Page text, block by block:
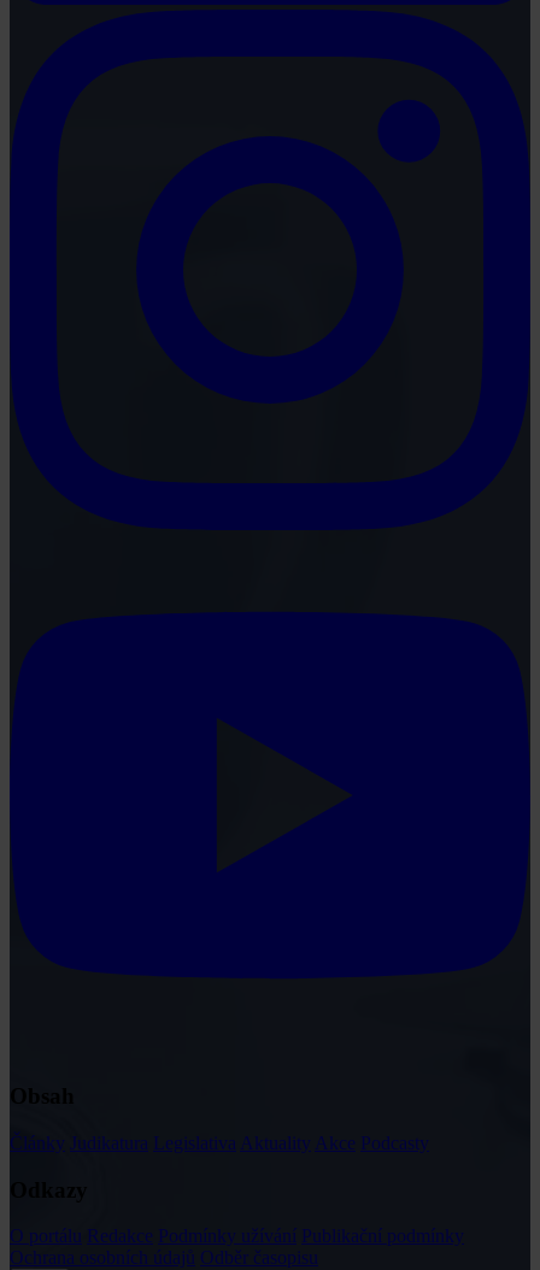
Články Judikatura Legislativa Aktuality Akce Podcasty
O portálu Redakce Podmínky užívání Publikační podmínky
Ochrana osobních údajů Odběr časopisu